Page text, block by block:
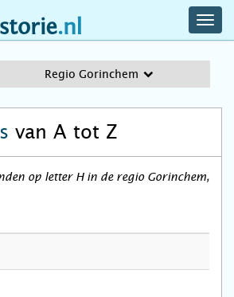
Regio Gorinchem
van A tot Z
op letter H in de regio Gorinchem,